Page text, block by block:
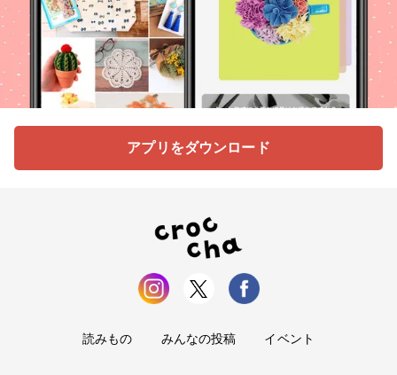
アプリをダウンロード
読みもの みんなの投稿 イベント